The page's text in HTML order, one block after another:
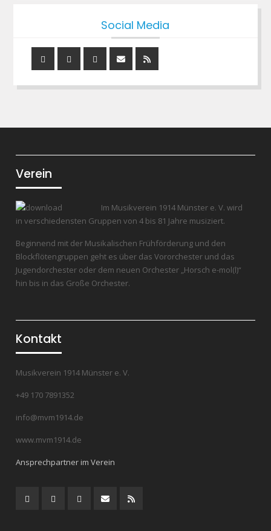
Social Media
Verein
Im Musikverein 1914 Münster e. V. wird
in verschiedensten Gruppen von 4 bis 81 Jahre musiziert.
Beginnend mit der Musikalischen Frühförderung und den
Blockflötengruppen geht es über das Vororchester und das
Jugendorchester oder dem neuen Orchester „Horsch e-mol(l)“
hin bis in das Große Orchester.
Kontakt
Musikverein 1914 Münster e. V.
+49 170 7891352
info@mvm1914.de
www.mvm1914.de
Ansprechpartner im Verein